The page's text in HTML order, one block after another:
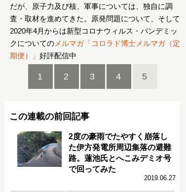
だが、原子力及び核、軍事については、独自に調
査・取材を進めてきた。原発問題について、そして
2020年4月からは新型コロナウィルス・パンデミッ
クについての メルマガ「コロラド博士メルマガ（定
期便）」 好評配信中
1 2 3 4 5
この連載の前回記事
2度の豪雨でたやすく崩落し
た伊方発電所周辺集落の避難
路。蓮池氏とへこみデミオ号
で回ってみた
2019.06.27